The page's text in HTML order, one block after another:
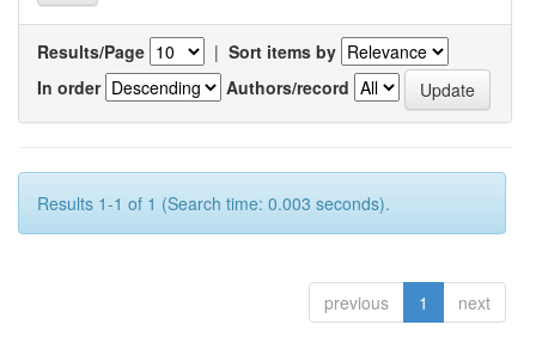
Results/Page | Sort items by
In order
Authors/record
Results 1-1 of 1 (Search time: 0.003 seconds).
previous 1 next